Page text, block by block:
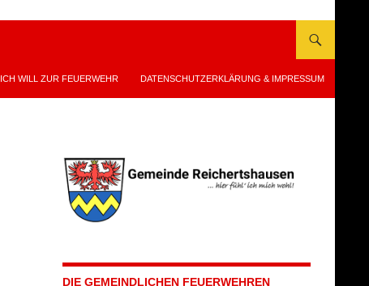
ICH WILL ZUR FEUERWEHR DATENSCHUTZERKLÄRUNG & IMPRESSUM
DIE GEMEINDLICHEN FEUERWEHREN